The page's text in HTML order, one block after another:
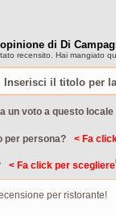
di Di
recensito. Hai mangiato
un voto a questo locale
per persona? < Fa
< Fa click per scegliere